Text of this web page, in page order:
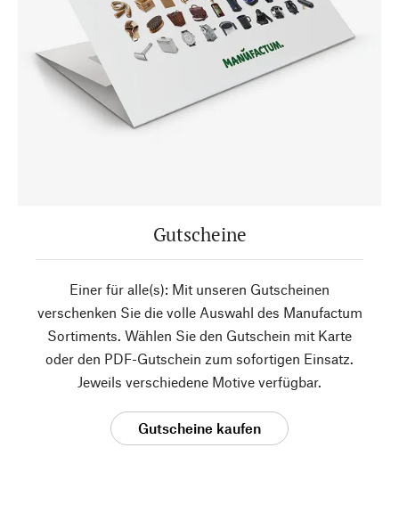
Gutscheine
Einer für alle(s): Mit unseren Gutscheinen
verschenken Sie die volle Auswahl des Manufactum
Sortiments. Wählen Sie den Gutschein mit Karte
oder den PDF-Gutschein zum sofortigen Einsatz.
Jeweils verschiedene Motive verfügbar.
Gutscheine kaufen